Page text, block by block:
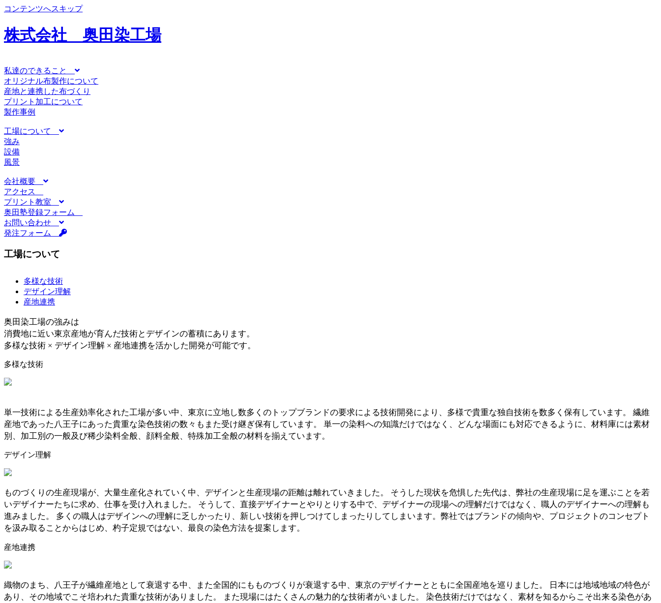
コンテンツへスキップ
株式会社 奥田染工場
私達のできること
オリジナル布製作について
産地と連携した布づくり
プリント加工について
製作事例
工場について
強み
設備
風景
会社概要
アクセス
プリント教室
奥田塾登録フォーム
お問い合わせ
発注フォーム
工場について
多様な技術
デザイン理解
産地連携
奥田染工場の強みは
消費地に近い東京産地が育んだ技術とデザインの蓄積にあります。
多様な技術 × デザイン理解 × 産地連携を活かした開発が可能です。
多様な技術
単一技術による生産効率化された工場が多い中、東京に立地し数多くのトップブランドの要求による技術開発により、多様で貴重な独自技術を数多く保有しています。 繊維
産地であった八王子にあった貴重な染色技術の数々もまた受け継ぎ保有しています。 単一の染料への知識だけではなく、どんな場面にも対応できるように、材料庫には素材
別、加工別の一般及び稀少染料全般、顔料全般、特殊加工全般の材料を揃えています。
デザイン理解
ものづくりの生産現場が、大量生産化されていく中、デザインと生産現場の距離は離れていきました。 そうした現状を危惧した先代は、弊社の生産現場に足を運ぶことを若
いデザイナーたちに求め、仕事を受け入れました。 そうして、直接デザイナーとやりとりする中で、デザイナーの現場への理解だけではなく、職人のデザイナーへの理解も
進みました。 多くの職人はデザインへの理解に乏しかったり、新しい技術を押しつけてしまったりしてしまいます。弊社ではブランドの傾向や、プロジェクトのコンセプト
を汲み取ることからはじめ、杓子定規ではない、最良の染色方法を提案します。
産地連携
織物のまち、八王子が繊維産地として衰退する中、また全国的にもものづくりが衰退する中、東京のデザイナーとともに全国産地を巡りました。 日本には地域地域の特色が
あり、その地域でこそ培われた貴重な技術がありました。 また現場にはたくさんの魅力的な技術者がいました。 染色技術だけではなく、素材を知るからこそ出来る染色があ